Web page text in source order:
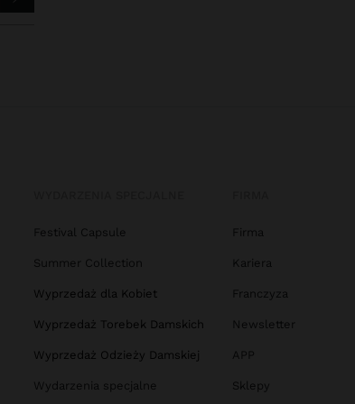
Festival Capsule
Summer Collection
Wyprzedaż dla Kobiet
Wyprzedaż Torebek Damskich
Wyprzedaż Odzieży Damskiej
Wydarzenia specjalne
Firma
Kariera
Franczyza
Newsletter
APP
Sklepy